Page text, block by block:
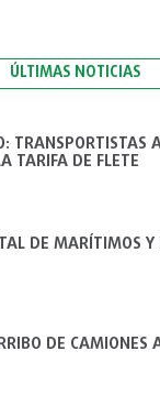
ÚLTIMAS NOTICIAS
TRANSPORTISTAS
TARIFA DE FLETE
DE MARÍTIMOS Y
DE CAMIONES